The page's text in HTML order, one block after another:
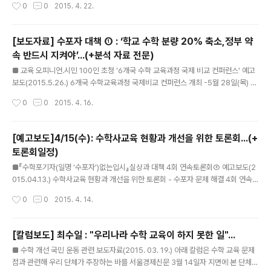
교육걱정)은 지난 4월 2일부터 아이들을 수학포기자(일명 ‘수포자’)로 만드는 현재
차 토론회를 시작하였습니다. 4월 23일에는 마지막으로 ‘PISA 평가의 ’낮은 수학
흥미도‘, 이대로 둘 것인가’ 라는 주제로 진행됩니다. 지난 2000년부터 3년 간격으
로 실시된 다섯 번의 국제비교 PISA 평가에서 우리나라의 수학 학업 성취도는 매번
최상위권을 유지하고 ..
0 0 2015. 4. 22.
[보도자료] 수포자 대책 ① : ‘학교 수학 분량 20% 축소,정부 약
속 반드시 지켜야’...(+분석 자료 전문)
■ 교육 오피니언․시민 100인 초청 ‘6개국 수학 교육과정 국제 비교 컨퍼런스’ 예고
보도(2015.5.26.) 6개국 수학교육과정 국제비교 컨퍼런스 개최 -5월 28일(목) 백
결과, 수학의 적절한 분량에 대한 국제적 기준 제시 예정 -현장 신청은 마감되었고 n
육걱정)은 5월 28일(목) ‘교육 오피니언․시민 100인 초청 -『수학 교과서 6개국 국
제비교 컨퍼런스』(장소: 백범 김구 기념관 대회의실)를 개최합니다. “선진 각국은 초
중고 학생들에게 얼마만큼 수학을 가르치는가?” 해외 교육 경험이 있는 국민들이 전
하는 바는, 우리나라 수학..
0 0 2015. 4. 16.
[예고보도]4/15(수): 수학사교육 현황과 개선을 위한 토론회...(+
토론회일정)
■『수학포기자(일명 ‘수포자’)없는입시』실상과 대책 4회 연속토론회③ 예고보도(2
015.04.13.) 수학사교육 현황과 개선을 위한 토론회 - 수포자 문제 해결 4회 연속
난 4월 2일부터 아이들을 수학포기자(일명 ‘수포자’)로 만드는 현재의 수능, 대학별
하였습니다. 4월 15일에는 그 세 번째로 ‘수학 사교육 현황 및 학원의 선행학습 실태’
라는 주제로 진행됩니다. 지난 2월에 발표된 ‘2014년 사교육비 ‧ 의식조사 결과’ 발
표에 따르면 영어·수학 1인당 월평균 사교육비는 계속 증가하고 있고, 특히 수학은 가
장 많은 금액이 올랐습니다...
0 0 2015. 4. 14.
[칼럼보도] 최수일 : "우리나라 수학 교육이 하지 못한 일"...
■ 수학 개선 국민 운동 관련 보도자료(2015. 03. 19.) 아래 칼럼은 수학 교육 문제
점과 관련해 우리 단체가 주장하는 바를 서울경제신문 3월 14일자 지면에 본 단체